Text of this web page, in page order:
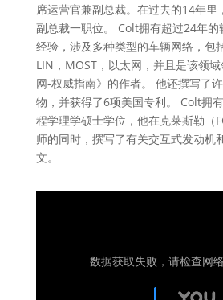
席运营官兼副总裁。在过去的14年里
副总裁一职位。 Colt拥有超过24年
经验，涉及多种类型的车辆网络，包
LIN，MOST，以太网，并且是该领
网-权威指南》的作者。 他还撰写了
物，并获得了6项美国专利。 Colt拥
程学理学硕士学位，他在克莱斯勒（
师的同时，撰写了有关交互式发动机
文。
数据获取失败，请检查网